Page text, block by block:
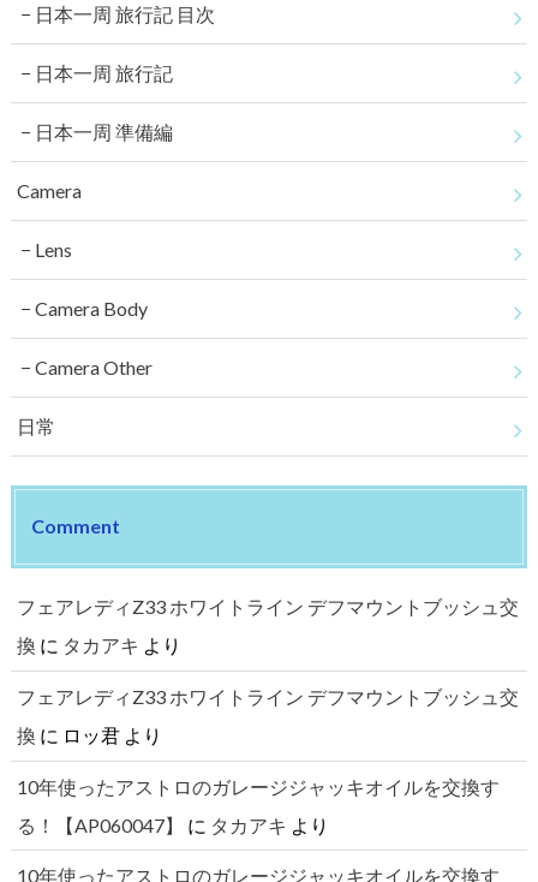
日本一周 旅行記 目次
日本一周 旅行記
日本一周 準備編
Camera
Lens
Camera Body
Camera Other
日常
Comment
フェアレディZ33 ホワイトライン デフマウントブッシュ交
換 に タカアキ より
フェアレディZ33 ホワイトライン デフマウントブッシュ交
換 に ロッ君より
10年使ったアストロのガレージジャッキオイルを交換す
る！【AP060047】
に タカアキ より
10年使ったアストロのガレージジャッキオイルを交換す